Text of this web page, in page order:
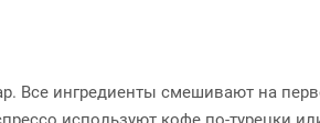
Все ингредиенты смешивают на